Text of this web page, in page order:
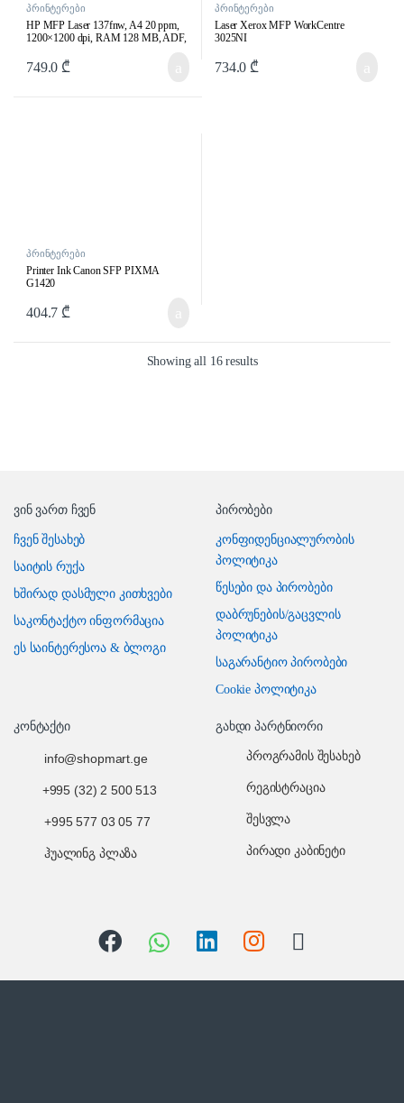
პრინტერები
HP MFP Laser 137fnw, A4 20 ppm,
1200×1200 dpi, RAM 128 MB, ADF,
749.0 ₾
პრინტერები
Laser Xerox MFP WorkCentre
3025NI
734.0 ₾
პრინტერები
Printer Ink Canon SFP PIXMA
G1420
404.7 ₾
Showing all 16 results
ვინ ვართ ჩვენ
ჩვენ შესახებ
საიტის რუქა
ხშირად დასმული კითხვები
საკონტაქტო ინფორმაცია
ეს საინტერესოა & ბლოგი
პირობები
კონფიდენციალურობის
პოლიტიკა
წესები და პირობები
დაბრუნების/გაცვლის
პოლიტიკა
საგარანტიო პირობები
Cookie პოლიტიკა
კონტაქტი
info@shopmart.ge
+995 (32) 2 500 513
+995 577 03 05 77
ჰუალინგ პლაზა
გახდი პარტნიორი
პროგრამის შესახებ
რეგისტრაცია
შესვლა
პირადი კაბინეტი